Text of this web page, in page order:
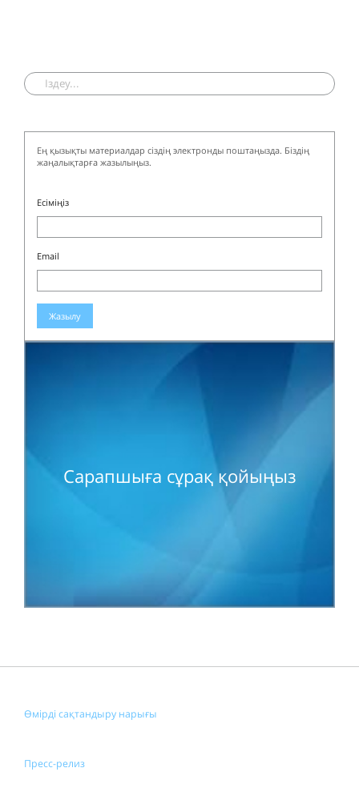
Ең қызықты материалдар сіздің электронды поштаңызда. Біздің
жаңалықтарға жазылыңыз.
Есіміңіз
Email
Жазылу
Сарапшыға сұрақ қойыңыз
Өмірді сақтандыру нарығы
Пресс-релиз